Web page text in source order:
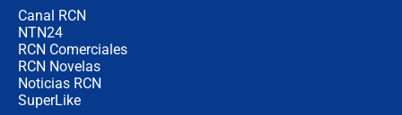
Canal RCN
NTN24
RCN Comerciales
RCN Novelas
Noticias RCN
SuperLike